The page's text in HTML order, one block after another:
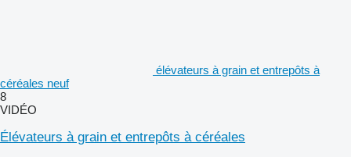
élévateurs à grain et entrepôts à
céréales neuf
8
VIDÉO
Élévateurs à grain et entrepôts à céréales